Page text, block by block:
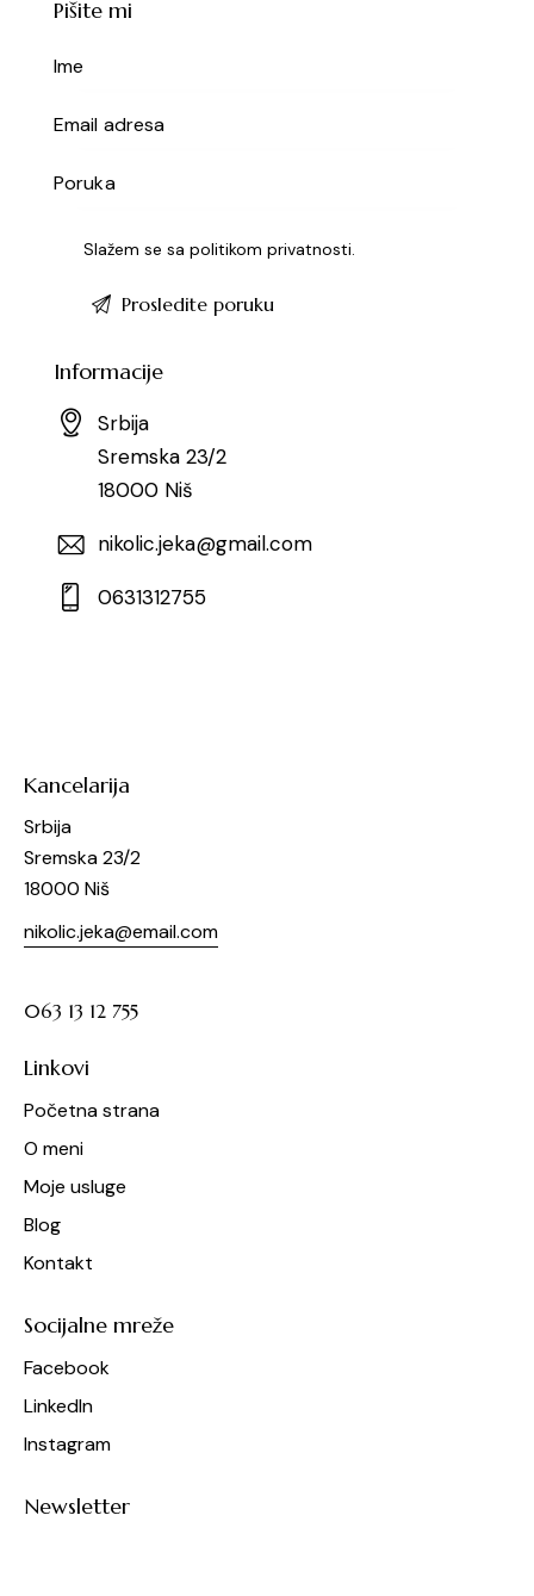
Pišite mi
Slažem se sapolitikom privatnosti.
Informacije
Srbija
Sremska 23/2
18000 Niš
nikolic.jeka@gmail.com
0631312755
Kancelarija
Srbija
Sremska 23/2
18000 Niš
nikolic.jeka@email.com
063 13 12 755
Linkovi
Početna strana
O meni
Moje usluge
Blog
Kontakt
Socijalne mreže
Facebook
LinkedIn
Instagram
Newsletter